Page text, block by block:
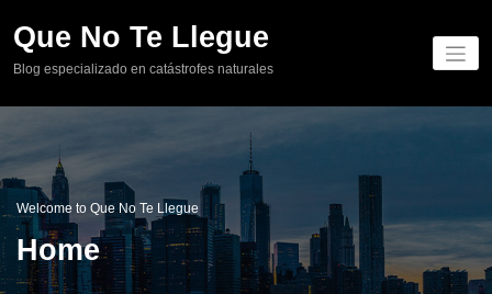
content
Que No Te Llegue
Blog especializado en catástrofes naturales
Welcome to Que No Te Llegue
Home